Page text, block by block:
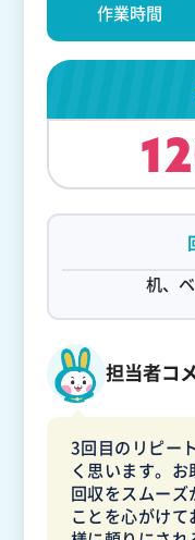
作業時間
机、
担当者コ
3回目のリピー
く思います。
回収をスムー
ことを心がけ